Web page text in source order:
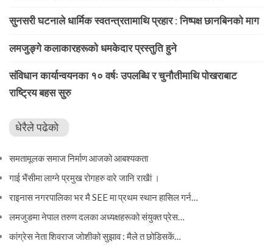
सुनसरी घटनाले धार्मिक स्वतन्त्रतामाथि प्रहार : निष्पक्ष छानबिनको माग
लमजुङ्गे कलाकारहरूकाे धमकेदार प्रस्तुति हुने
संविधान कार्यान्वयनका १० वर्षः उपलब्धि र चुनौतीमाथि पोखराबाट
राष्ट्रिय बहस सुरु
धेरैले पढेको
समतामूलक समाज निर्माण आजको आबश्यकता
गाई भैंसीमा लाग्ने प्रमुख रोगहरु वारे जानि राखैां ।
राइनास नगरपालिका भर मै SEE मा प्रथम स्थान हासिल गर्न…
लमजुङमा नेपाल तरुण दलका अध्यक्षहरूको संयुक्त प्रेस…
कांग्रेस नेता शिवराज जोशीको सुझाव : मैले त छोडिसकें…